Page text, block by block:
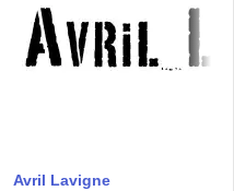
Avril Lavigne